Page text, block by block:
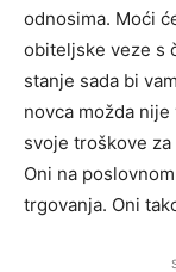
odnosima. Moći
obiteljske veze s
stanje sada bi
novca možda
svoje troškove
Oni na
trgovanja. Oni